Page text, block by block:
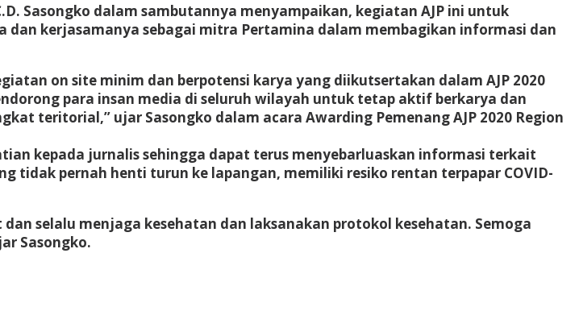
Sasongko dalam sambutannya menyampaikan, kegiatan AJP ini untuk
kerjasamanya sebagai mitra Pertamina dalam membagikan informasi dan
on site minim dan berpotensi karya yang diikutsertakan dalam AJP 2020
para insan media di seluruh wilayah untuk tetap aktif berkarya dan
teritorial,” ujar Sasongko dalam acara Awarding Pemenang AJP 2020 Region
kepada jurnalis sehingga dapat terus menyebarluaskan informasi terkait
tidak pernah henti turun ke lapangan, memiliki resiko rentan terpapar COVID-
selalu menjaga kesehatan dan laksanakan protokol kesehatan. Semoga
Sasongko.